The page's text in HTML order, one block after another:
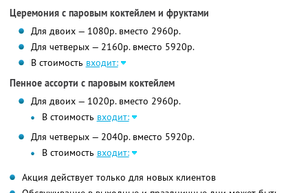
Церемония с паровым коктейлем и фруктами
Для двоих — 1080р. вместо 2960р.
Для четверых — 2160р. вместо 5920р.
В стоимость входит:
Пенное ассорти с паровым коктейлем
Для двоих — 1020р. вместо 2960р.
В стоимость входит:
Для четверых — 2040р. вместо 5920р.
В стоимость входит:
Акция действует только для новых клиентов